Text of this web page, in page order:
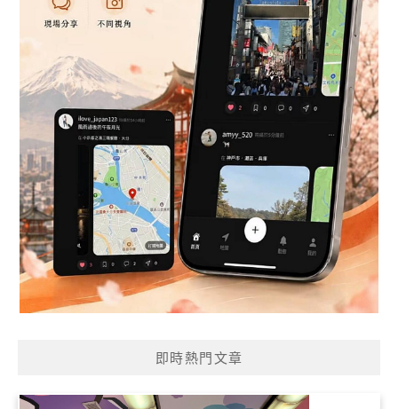
即時熱門文章